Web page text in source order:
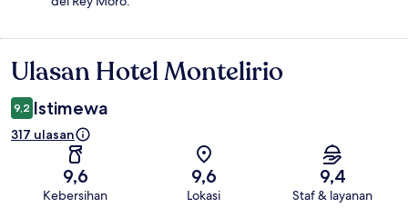
Ulasan
Ulasan Hotel Montelirio
9,2 Istimewa
317 ulasan
9,6
Kebersihan
9,6
Lokasi
9,4
Staf & layanan